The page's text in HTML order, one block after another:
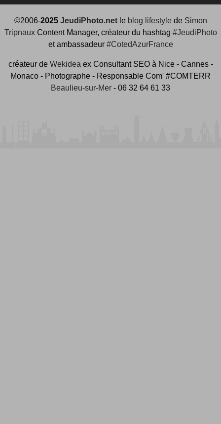
©2006-2025 JeudiPhoto.netle blog lifestylede Simon
TripnauxContent Manager, créateur du hashtag #JeudiPhoto
et ambassadeur #CotedAzurFrance
créateur de Wekidea ex Consultant SEO à Nice - Cannes -
Monaco - Photographe - Responsable Com' #COMTERR
Beaulieu-sur-Mer - 06 32 64 61 33